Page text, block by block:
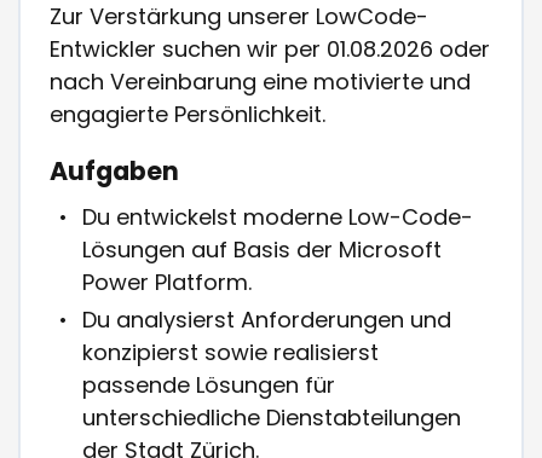
Zur Verstärkung unserer LowCode-
Entwickler suchen wir per 01.08.2026 oder
nach Vereinbarung eine motivierte und
engagierte Persönlichkeit.
Aufgaben
Du entwickelst moderne Low-Code-
Lösungen auf Basis der Microsoft
Power Platform.
Du analysierst Anforderungen und
konzipierst sowie realisierst
passende Lösungen für
unterschiedliche Dienstabteilungen
der Stadt Zürich.